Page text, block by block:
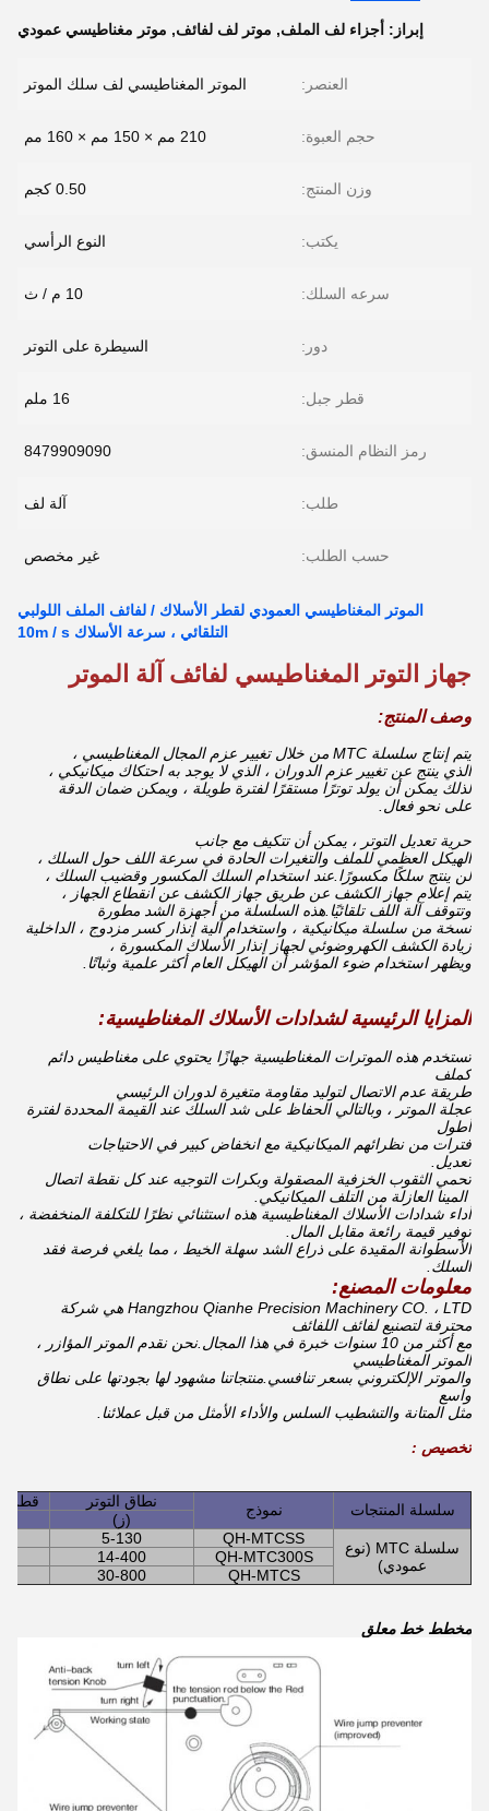
إبراز: أجزاء لف الملف, موتر لف لفائف, موتر مغناطيسي عمودي
العنصر: الموتر المغناطيسي لف سلك الموتر
حجم العبوة: 210 مم × 150 مم × 160 مم
وزن المنتج: 0.50 كجم
يكتب: النوع الرأسي
سرعه السلك: 10 م / ث
دور: السيطرة على التوتر
قطر جبل: 16 ملم
رمز النظام المنسق: 8479909090
طلب: آلة لف
حسب الطلب: غير مخصص
الموتر المغناطيسي العمودي لقطر الأسلاك / لفائف الملف اللولبي
التلقائي ، سرعة الأسلاك 10m / s
جهاز التوتر المغناطيسي لفائف آلة الموتر
وصف المنتج:
يتم إنتاج سلسلة MTC من خلال تغيير عزم المجال المغناطيسي ،
الذي ينتج عن تغيير عزم الدوران ، الذي لا يوجد به احتكاك ميكانيكي ،
لذلك يمكن أن يولد توترًا مستقرًا لفترة طويلة ، ويمكن ضمان الدقة
على نحو فعال.
حرية تعديل التوتر ، يمكن أن تتكيف مع جانب
الهيكل العظمي للملف والتغيرات الحادة في سرعة اللف حول السلك ،
لن ينتج سلكًا مكسورًا.عند استخدام السلك المكسور وقضيب السلك ،
يتم إعلام جهاز الكشف عن طريق جهاز الكشف عن انقطاع الجهاز ،
وتتوقف آلة اللف تلقائيًا.هذه السلسلة من أجهزة الشد مطورة
نسخة من سلسلة ميكانيكية ، واستخدام آلية إنذار كسر مزدوج ، الداخلية
زيادة الكشف الكهروضوئي لجهاز إنذار الأسلاك المكسورة ،
ويظهر استخدام ضوء المؤشر أن الهيكل العام أكثر علمية وثباتًا.
المزايا الرئيسية لشدادات الأسلاك المغناطيسية:
تستخدم هذه الموترات المغناطيسية جهازًا يحتوي على مغناطيس دائم
كملف
طريقة عدم الاتصال لتوليد مقاومة متغيرة لدوران الرئيسي
عجلة الموتر ، وبالتالي الحفاظ على شد السلك عند القيمة المحددة لفترة
أطول
فترات من نظرائهم الميكانيكية مع انخفاض كبير في الاحتياجات
تعديل.
تحمي الثقوب الخزفية المصقولة وبكرات التوجيه عند كل نقطة اتصال
المينا العازلة من التلف الميكانيكي.
أداء شدادات الأسلاك المغناطيسية هذه استثنائي نظرًا للتكلفة المنخفضة ،
توفير قيمة رائعة مقابل المال.
الأسطوانة المقيدة على ذراع الشد سهلة الخيط ، مما يلغي فرصة فقد
السلك.
معلومات المصنع:
Hangzhou Qianhe Precision Machinery CO. ، LTD هي شركة
محترفة لتصنيع لفائف اللفائف
مع أكثر من 10 سنوات خبرة في هذا المجال.نحن نقدم الموتر المؤازر ،
الموتر المغناطيسي
والموتر الإلكتروني بسعر تنافسي.منتجاتنا مشهود لها بجودتها على نطاق
واسع
مثل المتانة والتشطيب السلس والأداء الأمثل من قبل عملائنا.
تخصيص :
سلسلة المنتجات نموذج نطاق التوتر
قطر
(ز)
سلسلة MTC (نوع
عمودي)
QH-MTCSS
5-130
QH-MTC300S
14-400
QH-MTCS
30-800
مخطط خط معلق